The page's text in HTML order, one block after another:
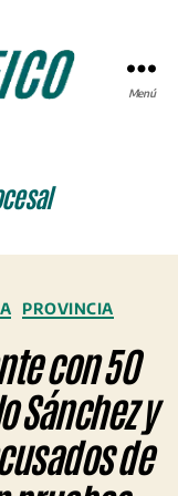
Menú
PROVINCIA
con 50
Sánchez y
de